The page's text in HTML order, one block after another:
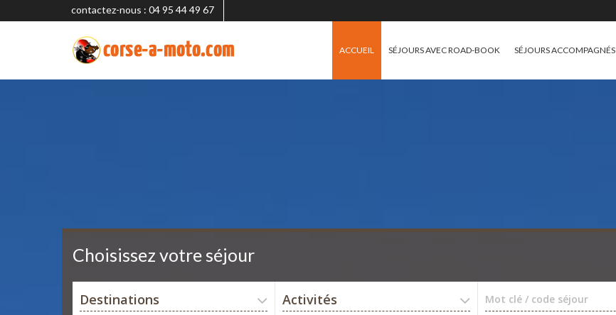
contactez-nous : 04 95 44 49 67
ACCUEIL SÉJOURS AVEC ROAD-BOOK SÉJOURS ACCOMPAGNÉS
Choisissez votre séjour
Destinations Activités Mot clé / code séjour